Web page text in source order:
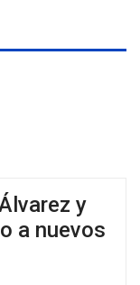
y
a nuevos